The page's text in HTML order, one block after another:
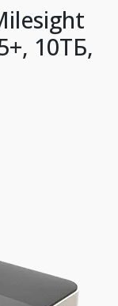
10ТБ,